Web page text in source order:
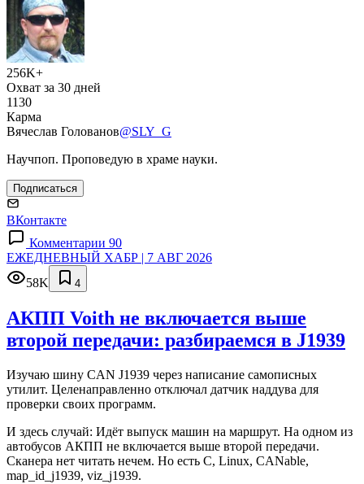
256K+
Охват за 30 дней
1130
Карма
Вячеслав Голованов@SLY_G
Научпоп. Проповедую в храме науки.
Подписаться
ВКонтакте
Комментарии 90
ЕЖЕДНЕВНЫЙ ХАБР | 7 АВГ 2026
58K
4
АКПП Voith не включается выше
второй передачи: разбираемся в J1939
Изучаю шину CAN J1939 через написание самописных
утилит. Целенаправленно отключал датчик наддува для
проверки своих программ.
И здесь случай: Идёт выпуск машин на маршрут. На одном из
автобусов АКПП не включается выше второй передачи.
Сканера нет читать нечем. Но есть C, Linux, CANable,
map_id_j1939, viz_j1939.